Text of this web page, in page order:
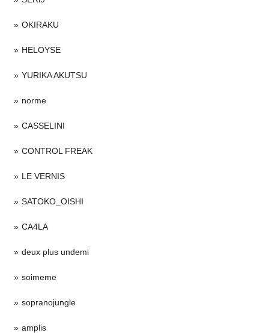
OKIRAKU
HELOYSE
YURIKA AKUTSU
norme
CASSELINI
CONTROL FREAK
LE VERNIS
SATOKO_OISHI
CA4LA
deux plus undemi
soimeme
sopranojungle
amplis